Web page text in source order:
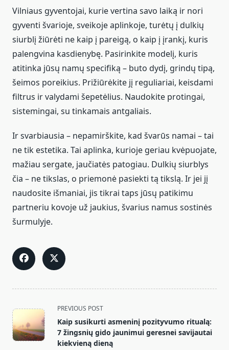
Vilniaus gyventojai, kurie vertina savo laiką ir nori
gyventi švarioje, sveikoje aplinkoje, turėtų į dulkių
siurblį žiūrėti ne kaip į pareigą, o kaip į įrankį, kuris
palengvina kasdienybę. Pasirinkite modelį, kuris
atitinka jūsų namų specifiką – buto dydį, grindų tipą,
šeimos poreikius. Prižiūrėkite jį reguliariai, keisdami
filtrus ir valydami šepetėlius. Naudokite protingai,
sistemingai, su tinkamais antgaliais.
Ir svarbiausia – nepamirškite, kad švarūs namai – tai
ne tik estetika. Tai aplinka, kurioje geriau kvėpuojate,
mažiau sergate, jaučiatės patogiau. Dulkių siurblys
čia – ne tikslas, o priemonė pasiekti tą tikslą. Ir jei jį
naudosite išmaniai, jis tikrai taps jūsų patikimu
partneriu kovoje už jaukius, švarius namus sostinės
šurmulyje.
<span
class="nav-
subtitle
screen-
PREVIOUS POST
Kaip susikurti asmeninį pozityvumo ritualą:
7 žingsnių gido jaunimui geresnei savijautai
kiekvieną dieną